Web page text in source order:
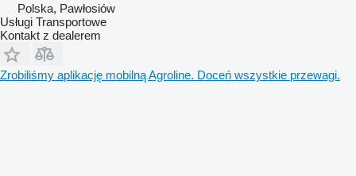
Polska, Pawłosiów
Usługi Transportowe
Kontakt z dealerem
Zrobiliśmy aplikację mobilną Agroline. Doceń wszystkie przewagi.